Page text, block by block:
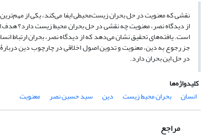
نقشی که معنویت در حل بحران زیست‌محیطی ایفا می‌کند، یکی از
از دیدگاه نصر، معنویت چه نقشی در حل بحران محیط‌ زیست دارد؟ هدف
است. یافته‌های تحقیق نشان می‌دهد که از دیدگاه نصر، بحران ارتباط
جز رجوع به دین، معنویت و تدوین اصول اخلاقی در چارچوب دین
در حل این بحران دارد.
کلیدواژه‌ها
انسان
بحران محیط‌ زیست دین سید حسین نصر معنویت
مراجع